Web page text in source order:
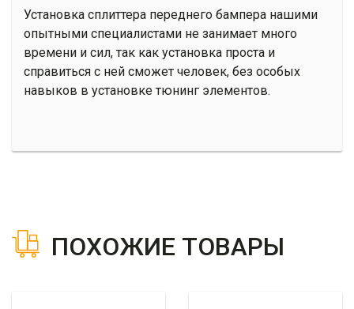
Установка сплиттера переднего бампера нашими
опытными специалистами не занимает много
времени и сил, так как установка проста и
справиться с ней сможет человек, без особых
навыков в установке тюнинг элементов.
ПОХОЖИЕ ТОВАРЫ